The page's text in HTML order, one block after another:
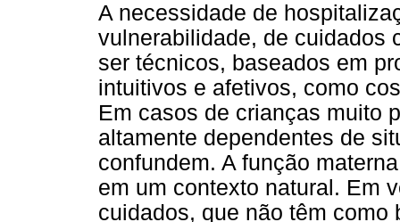
A necessidade de
vulnerabilidade, de cuidados
ser técnicos, baseados em
intuitivos e afetivos, como
Em casos de crianças muito
altamente dependentes de
confundem. A função
em um contexto natural. Em
cuidados, que não têm